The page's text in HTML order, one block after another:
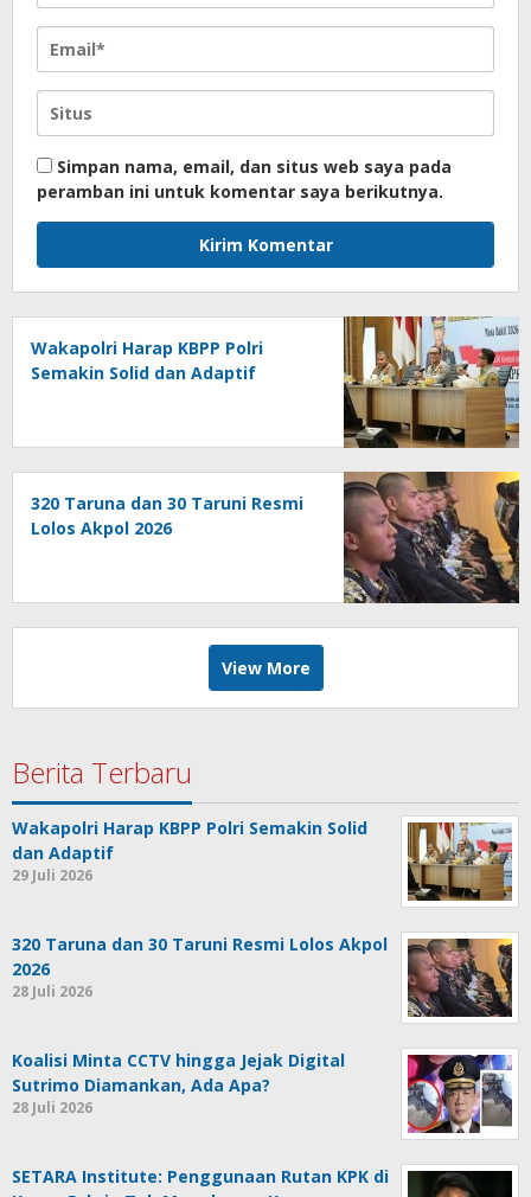
Simpan nama, email, dan situs web saya pada
peramban ini untuk komentar saya berikutnya.
Wakapolri Harap KBPP Polri
Semakin Solid dan Adaptif
320 Taruna dan 30 Taruni Resmi
Lolos Akpol 2026
View More
Berita Terbaru
Wakapolri Harap KBPP Polri Semakin Solid
dan Adaptif
29 Juli 2026
320 Taruna dan 30 Taruni Resmi Lolos Akpol
2026
28 Juli 2026
Koalisi Minta CCTV hingga Jejak Digital
Sutrimo Diamankan, Ada Apa?
28 Juli 2026
SETARA Institute: Penggunaan Rutan KPK di